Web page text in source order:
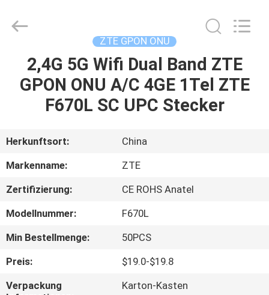
HAUS
PRODUKTE
ÜBER
UNS
FABRIK-
AUSFLUG
QUALITÄTSKONTROLLE
LIMITED.
ZTE GPON ONU
2,4G 5G Wifi Dual Band ZTE
GPON ONU A/C 4GE 1Tel ZTE
F670L SC UPC Stecker
Herkunftsort:
China
Markenname:
ZTE
Zertifizierung:
CE ROHS Anatel
Modellnummer:
F670L
Min Bestellmenge:
50PCS
Preis:
$19.0-$19.8
Verpackung
Karton-Kasten